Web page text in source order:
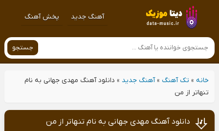
آهنگ جدید پخش آهنگ
جستجو
خانه» تک آهنگ »آهنگ جدید » دانلود آهنگ مهدی جهانی به نام
تنهاتر از من
دانلود آهنگ مهدی جهانی به نام تنهاتر از من